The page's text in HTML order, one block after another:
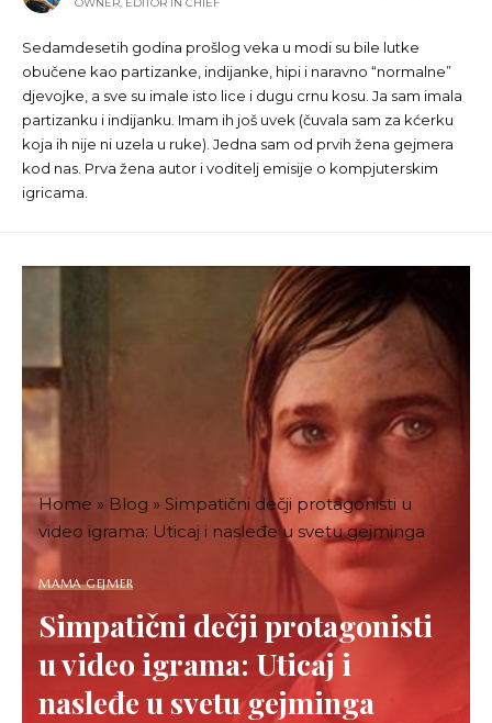
Sedamdesetih godina prošlog veka u modi su bile lutke
obučene kao partizanke, indijanke, hipi i naravno “normalne”
djevojke, a sve su imale isto lice i dugu crnu kosu. Ja sam imala
partizanku i indijanku. Imam ih još uvek (čuvala sam za kćerku
koja ih nije ni uzela u ruke). Jedna sam od prvih žena gejmera
kod nas. Prva žena autor i voditelj emisije o kompjuterskim
igricama.
Home » Blog » Simpatični dečji protagonisti u
video igrama: Uticaj i nasleđe u svetu gejminga
MAMA GEJMER
Simpatični dečji protagonisti
u video igrama: Uticaj i
nasleđe u svetu gejminga